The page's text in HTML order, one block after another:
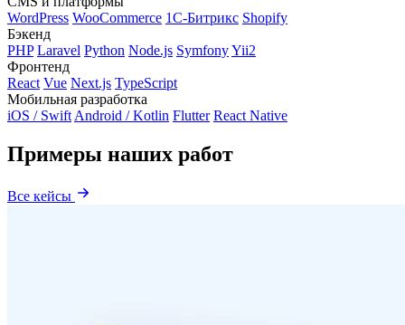
WordPress WooCommerce 1С-Битрикс Shopify
Бэкенд
PHP Laravel Python Node.js SymfonyYii2
Фронтенд
React Vue Next.js TypeScript
Мобильная разработка
iOS / Swift Android / Kotlin Flutter React Native
Примеры наших работ
Все кейсы